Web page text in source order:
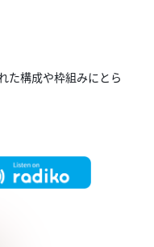
た構成や枠組みにとら